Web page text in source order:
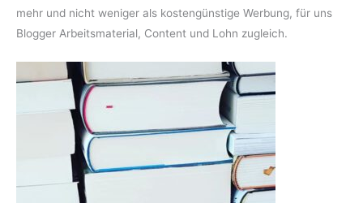
mehr und nicht weniger als kostengünstige Werbung, für uns
Blogger Arbeitsmaterial, Content und Lohn zugleich.